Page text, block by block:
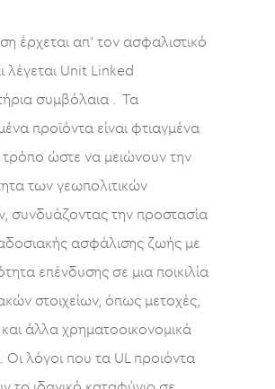
έρχεται απ’ τον ασφαλιστικό
λέγεται Unit Linked
συμβόλαια . Τα
προϊόντα είναι φτιαγμένα
τρόπο ώστε να μειώνουν την
των γεωπολιτικών
συνδυάζοντας την προστασία
ασφάλισης ζωής με
επένδυσης σε μια ποικιλία
στοιχείων, όπως μετοχές,
άλλα χρηματοοικονομικά
Οι λόγοι που τα UL προιόντα